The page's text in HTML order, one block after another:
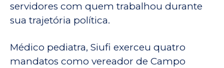
servidores com quem trabalhou durante
sua trajetória política.
Médico pediatra, Siufi exerceu quatro
mandatos como vereador de Campo